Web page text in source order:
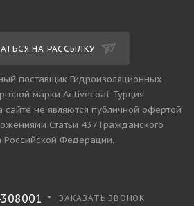
НА РАССЫЛКУ
поставщик Гидроизоляционных
марки Activecoat Турция
не являются публичной офертой
Статьи 437 Гражданского
Российской Федерации.
ЗАКАЗАТЬ ЗВОНОК